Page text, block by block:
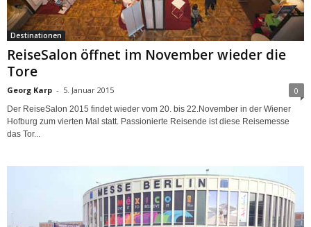
Destinationen
ReiseSalon öffnet im November wieder die
Tore
Georg Karp - 5. Januar 2015 0
Der ReiseSalon 2015 findet wieder vom 20. bis 22.November in der Wiener
Hofburg zum vierten Mal statt. Passionierte Reisende ist diese Reisemesse
das Tor...